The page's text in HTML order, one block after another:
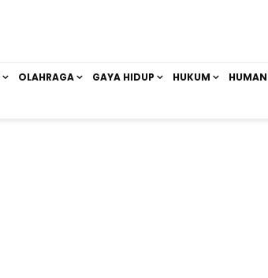
OLAHRAGA GAYA HIDUP HUKUM